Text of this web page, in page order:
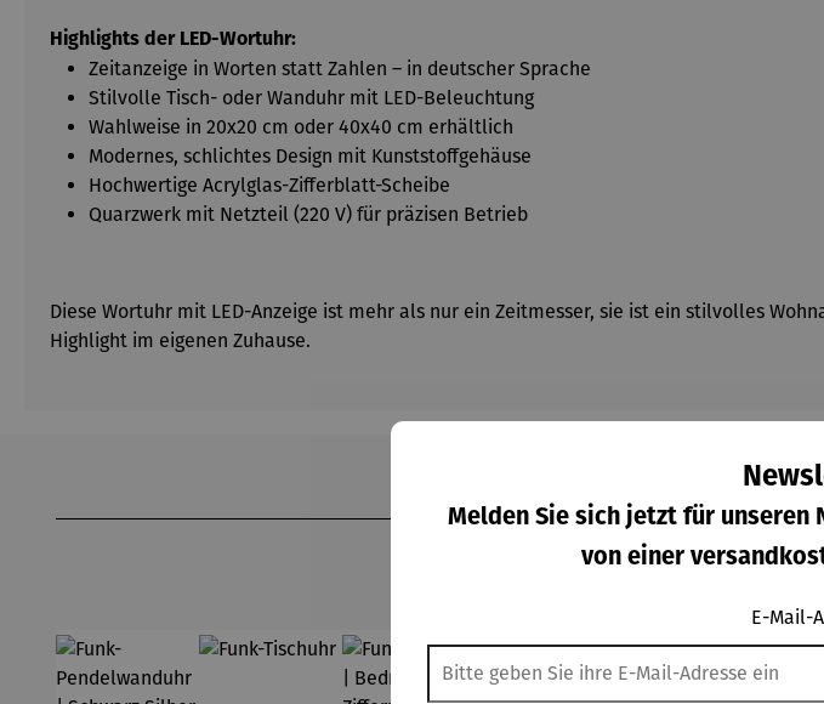
Highlights der LED-Wortuhr:
Zeitanzeige in Worten statt Zahlen – in deutscher Sprache
Stilvolle Tisch- oder Wanduhr mit LED-Beleuchtung
Wahlweise in 20x20 cm oder 40x40 cm erhältlich
Modernes, schlichtes Design mit Kunststoffgehäuse
Hochwertige Acrylglas-Zifferblatt-Scheibe
Quarzwerk mit Netzteil (220 V) für präzisen Betrieb
Diese Wortuhr mit LED-Anzeige ist mehr als nur ein Zeitmesser, sie ist ein stilvolles
Highlight im eigenen Zuhause.
Kunden
Melden Sie sich jetzt für
von einer
E-Mail-